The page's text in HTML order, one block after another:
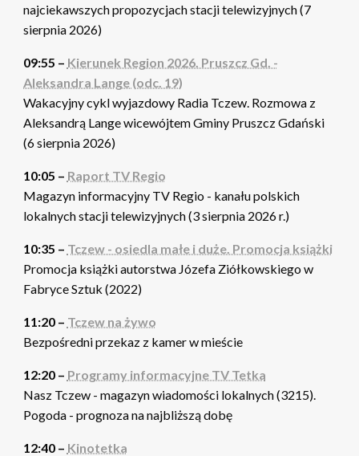
najciekawszych propozycjach stacji telewizyjnych (7
sierpnia 2026)
09:55 – Kierunek Region 2026. Pruszcz Gd. -
Aleksandra Lange (odc. 19)
Wakacyjny cykl wyjazdowy Radia Tczew. Rozmowa z
Aleksandrą Lange wicewójtem Gminy Pruszcz Gdański
(6 sierpnia 2026)
10:05 – Raport TV Regio
Magazyn informacyjny TV Regio - kanału polskich
lokalnych stacji telewizyjnych (3 sierpnia 2026 r.)
10:35 – Tczew - osiedla małe i duże. Promocja książki
Promocja książki autorstwa Józefa Ziółkowskiego w
Fabryce Sztuk (2022)
11:20 – Tczew na żywo
Bezpośredni przekaz z kamer w mieście
12:20 – Programy informacyjne TV Tetka
Nasz Tczew - magazyn wiadomości lokalnych (3215).
Pogoda - prognoza na najbliższą dobę
12:40 – Kinotetka